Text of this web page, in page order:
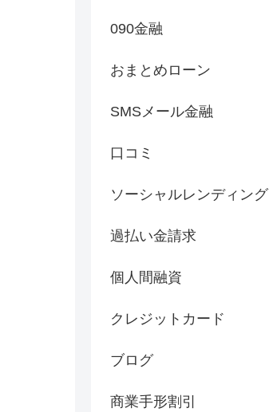
090金融
おまとめローン
SMSメール金融
口コミ
ソーシャルレンディング
過払い金請求
個人間融資
クレジットカード
ブログ
商業手形割引